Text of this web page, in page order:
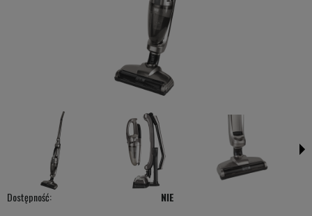
Dostępność: NIE